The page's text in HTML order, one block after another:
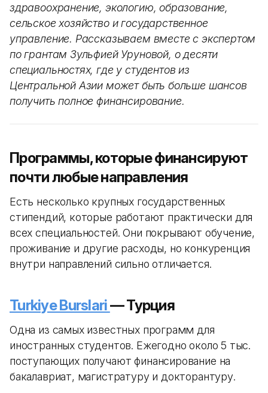
здравоохранение, экологию, образование,
сельское хозяйство и государственное
управление. Рассказываем вместе с экспертом
по грантам Зульфией Уруновой, о десяти
специальностях, где у студентов из
Центральной Азии может быть больше шансов
получить полное финансирование.
Программы, которые финансируют
почти любые направления
Есть несколько крупных государственных
стипендий, которые работают практически для
всех специальностей. Они покрывают обучение,
проживание и другие расходы, но конкуренция
внутри направлений сильно отличается.
Turkiye Burslari— Турция
Одна из самых известных программ для
иностранных студентов. Ежегодно около 5 тыс.
поступающих получают финансирование на
бакалавриат, магистратуру и докторантуру.